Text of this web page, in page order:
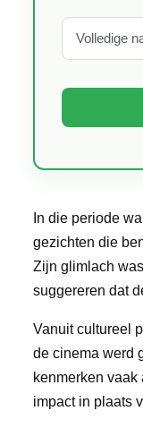
In die periode
gezichten die
Zijn glimlach
suggereren dat
Vanuit cultureel
de cinema werd
kenmerken
impact in plaats